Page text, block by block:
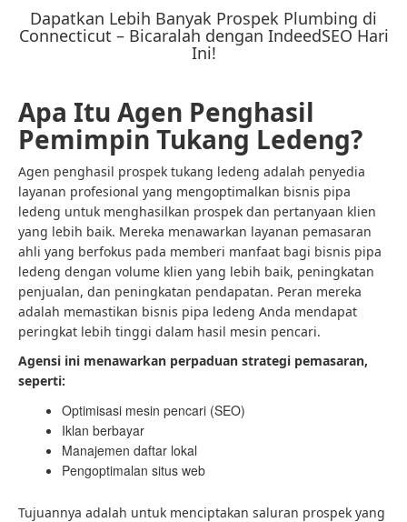
Dapatkan Lebih Banyak Prospek Plumbing di
Connecticut – Bicaralah dengan IndeedSEO Hari
Ini!
Apa Itu Agen Penghasil
Pemimpin Tukang Ledeng?
Agen penghasil prospek tukang ledeng adalah penyedia
layanan profesional yang mengoptimalkan bisnis pipa
ledeng untuk menghasilkan prospek dan pertanyaan klien
yang lebih baik. Mereka menawarkan layanan pemasaran
ahli yang berfokus pada memberi manfaat bagi bisnis pipa
ledeng dengan volume klien yang lebih baik, peningkatan
penjualan, dan peningkatan pendapatan. Peran mereka
adalah memastikan bisnis pipa ledeng Anda mendapat
peringkat lebih tinggi dalam hasil mesin pencari.
Agensi ini menawarkan perpaduan strategi pemasaran,
seperti:
Optimisasi mesin pencari (SEO)
Iklan berbayar
Manajemen daftar lokal
Pengoptimalan situs web
Tujuannya adalah untuk menciptakan saluran prospek yang